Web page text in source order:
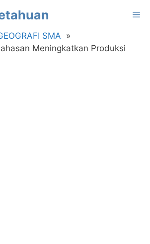
SMA
Meningkatkan Produksi